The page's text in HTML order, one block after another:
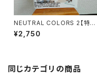
NEUTRAL COLORS 2【特集：
子どもが初めて学校に入る朝の
こと】
¥2,750
同じカテゴリの商品